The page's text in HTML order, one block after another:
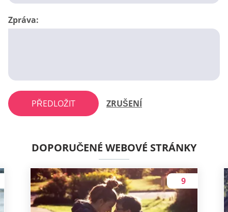
Zpráva:
PŘEDLOŽIT ZRUŠENÍ
DOPORUČENÉ WEBOVÉ STRÁNKY
9